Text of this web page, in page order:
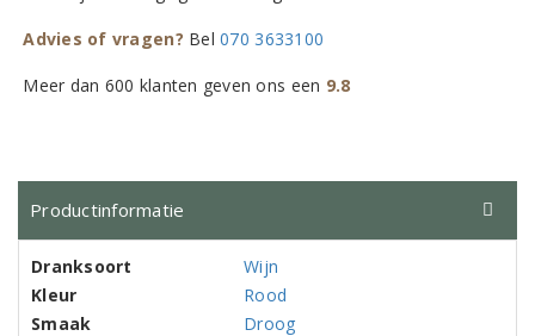
Advies of vragen? Bel070 3633100
Meer dan 600 klanten geven ons een 9.8
Productinformatie
Dranksoort
Wijn
Kleur
Rood
Smaak
Droog